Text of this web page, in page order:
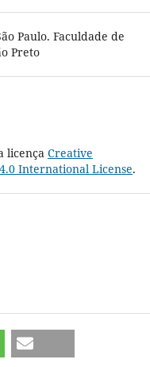
Paulo. Faculdade de
Preto
licença Creative
International License.